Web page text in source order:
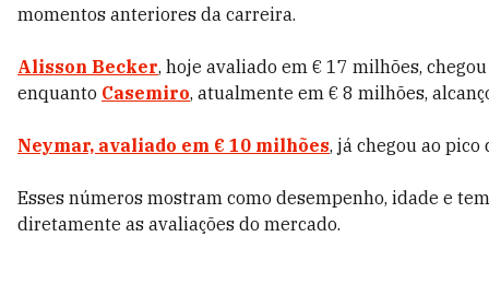
momentos anteriores da carreira.
Alisson Becker, hoje avaliado em € 17 milhões,
enquanto Casemiro, atualmente em € 8 milhões,
Neymar, avaliado em € 10 milhões, já chegou ao
Esses números mostram como desempenho, idade e
diretamente as avaliações do mercado.